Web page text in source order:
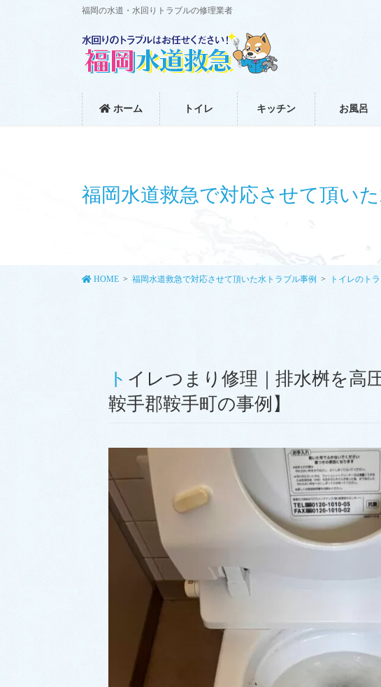
福岡の水道・水回りトラブルの修理業者
ホーム トイレ キッチン お風呂
福岡水道救急で対応させて頂い
HOME 福岡水道救急で対応させて頂いた水トラブル事例 トイレのト
トイレつまり修理｜排水桝を高圧洗浄し解決！【福岡県
鞍手郡鞍手町の事例】